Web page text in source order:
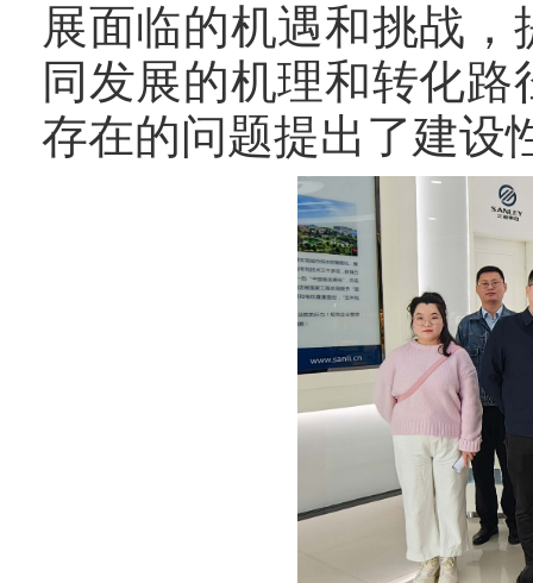
展面临的机遇和挑战
同发展的机理和转化
存在的问题提出了建设